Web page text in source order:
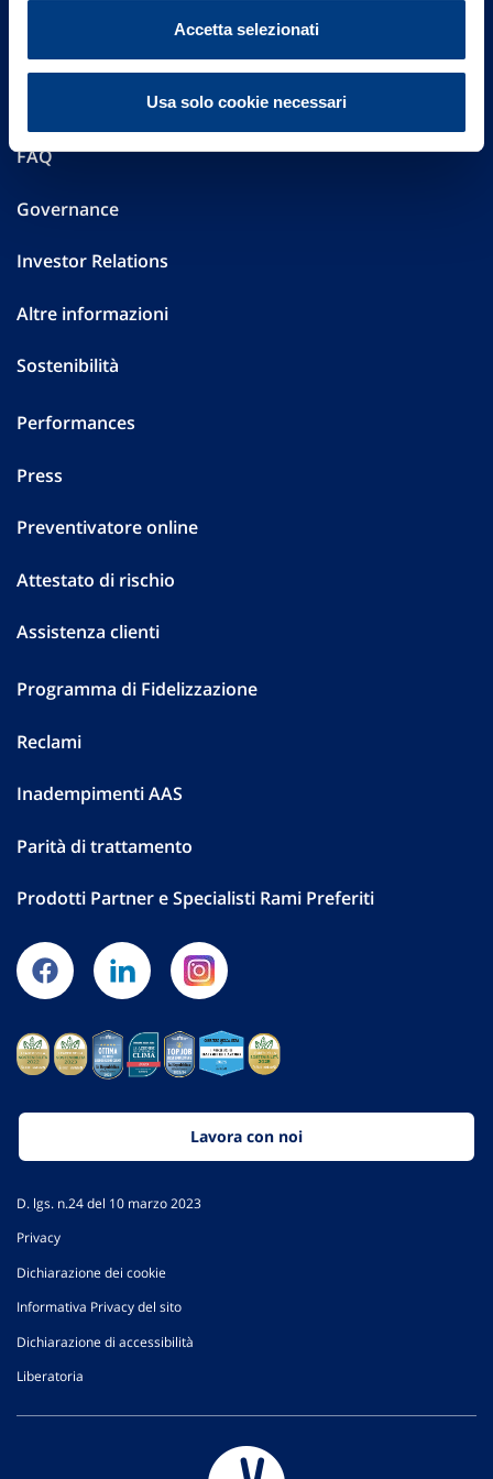
Accetta selezionati
Usa solo cookie necessari
Vittoria Assicurazioni S.p.A.
20149 Milano
Part. IVA 01329510158
FAQ
Governance
Investor Relations
Altre informazioni
Sostenibilità
Performances
Press
Preventivatore online
Attestato di rischio
Assistenza clienti
Programma di Fidelizzazione
Reclami
Inadempimenti AAS
Parità di trattamento
Prodotti Partner e Specialisti Rami Preferiti
Lavora con noi
D. lgs. n.24 del 10 marzo 2023
Privacy
Dichiarazione dei cookie
Informativa Privacy del sito
Dichiarazione di accessibilità
Liberatoria